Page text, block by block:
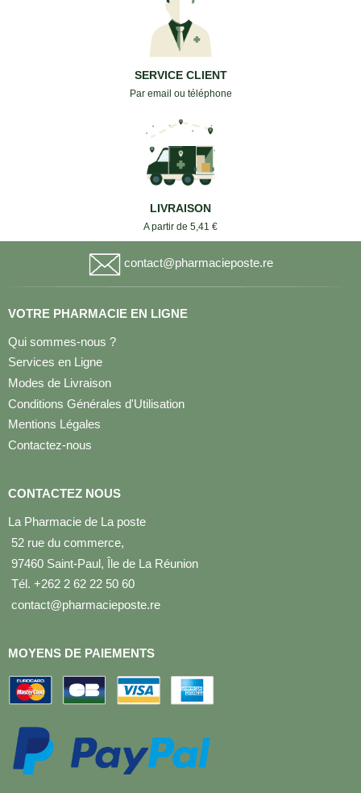
SERVICE CLIENT
Par email ou téléphone
LIVRAISON
A partir de 5,41 €
contact@pharmacieposte.re
VOTRE PHARMACIE EN LIGNE
Qui sommes-nous ?
Services en Ligne
Modes de Livraison
Conditions Générales d'Utilisation
Mentions Légales
Contactez-nous
CONTACTEZ NOUS
La Pharmacie de La poste
52 rue du commerce,
97460 Saint-Paul, Île de La Réunion
Tél. +262 2 62 22 50 60
contact@pharmacieposte.re
MOYENS DE PAIEMENTS